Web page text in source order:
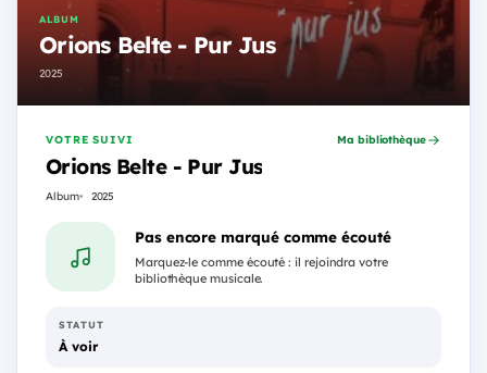
ALBUM
Orions Belte - Pur Jus
2025
VOTRE SUIVI
Orions Belte - Pur Jus
Album 2025
Ma bibliothèque
Pas encore marqué comme écouté
Marquez-le comme écouté : il rejoindra votre
bibliothèque musicale.
STATUT
À voir